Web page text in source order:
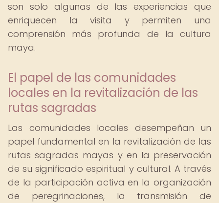
son solo algunas de las experiencias que
enriquecen la visita y permiten una
comprensión más profunda de la cultura
maya.
El papel de las comunidades
locales en la revitalización de las
rutas sagradas
Las comunidades locales desempeñan un
papel fundamental en la revitalización de las
rutas sagradas mayas y en la preservación
de su significado espiritual y cultural. A través
de la participación activa en la organización
de peregrinaciones, la transmisión de